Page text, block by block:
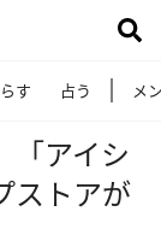
す 占う メ
「アイシ
ストアが